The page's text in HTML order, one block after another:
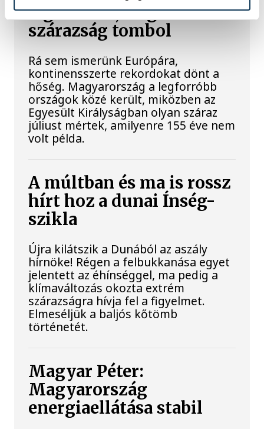
legforróbb, Angliában
szárazság tombol
Rá sem ismerünk Európára,
kontinensszerte rekordokat dönt a
hőség. Magyarország a legforróbb
országok közé került, miközben az
Egyesült Királyságban olyan száraz
júliust mértek, amilyenre 155 éve nem
volt példa.
A múltban és ma is rossz
hírt hoz a dunai Ínség-
szikla
Újra kilátszik a Dunából az aszály
hírnöke! Régen a felbukkanása egyet
jelentett az éhínséggel, ma pedig a
klímaváltozás okozta extrém
szárazságra hívja fel a figyelmet.
Elmeséljük a baljós kőtömb
történetét.
Magyar Péter:
Magyarország
energiaellátása stabil